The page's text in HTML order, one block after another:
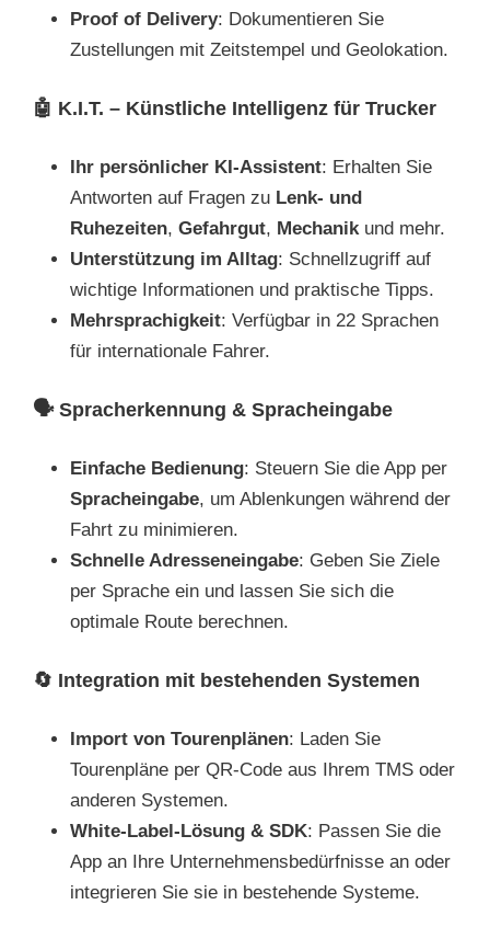
Proof of Delivery: Dokumentieren Sie
Zustellungen mit Zeitstempel und Geolokation.
🤖 K.I.T. – Künstliche Intelligenz für Trucker
Ihr persönlicher KI-Assistent: Erhalten Sie
Antworten auf Fragen zu Lenk- und
Ruhezeiten, Gefahrgut, Mechanik und mehr.
Unterstützung im Alltag: Schnellzugriff auf
wichtige Informationen und praktische Tipps.
Mehrsprachigkeit: Verfügbar in 22 Sprachen
für internationale Fahrer.
🗣️ Spracherkennung & Spracheingabe
Einfache Bedienung: Steuern Sie die App per
Spracheingabe, um Ablenkungen während der
Fahrt zu minimieren.
Schnelle Adresseneingabe: Geben Sie Ziele
per Sprache ein und lassen Sie sich die
optimale Route berechnen.
🔄 Integration mit bestehenden Systemen
Import von Tourenplänen: Laden Sie
Tourenpläne per QR-Code aus Ihrem TMS oder
anderen Systemen.
White-Label-Lösung & SDK: Passen Sie die
App an Ihre Unternehmensbedürfnisse an oder
integrieren Sie sie in bestehende Systeme.